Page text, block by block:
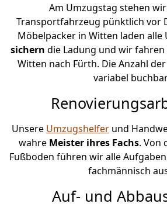
Am Umzugstag stehen
Transportfahrzeug pünktlich vor
Möbelpacker in Witten laden alle
sichern die Ladung und wir
Witten nach Fürth. Die Anzahl
variabel
Unsere Umzugshelfer und
wahre Meister ihres Fachs. Von
Fußboden führen wir alle
fachmännisch
Auf- und